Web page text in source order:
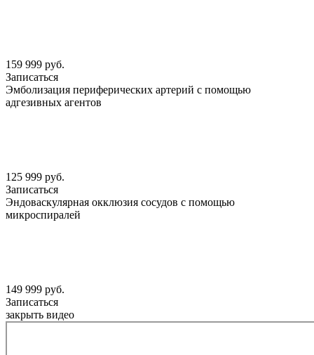
159 999 руб.
Записаться
Эмболизация периферических артерий с помощью
адгезивных агентов
125 999 руб.
Записаться
Эндоваскулярная окклюзия сосудов с помощью
микроспиралей
149 999 руб.
Записаться
закрыть видео